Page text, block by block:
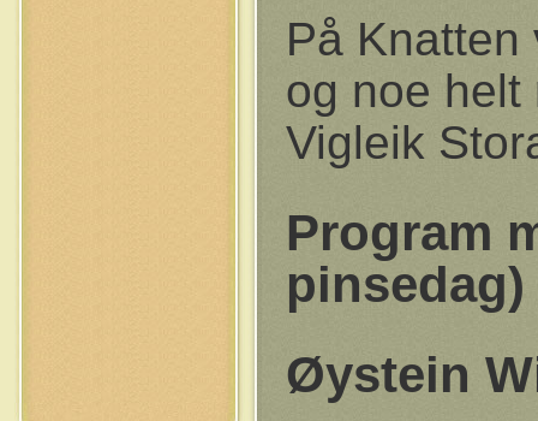
På
og noe helt
Vigleik
Program
pinsedag)
Øystein